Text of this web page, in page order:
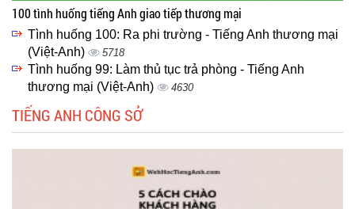
100 tình huống tiếng Anh giao tiếp thương mại
Tình huống 100: Ra phi trường - Tiếng Anh thương mại
(Việt-Anh)
5718
Tình huống 99: Làm thủ tục trả phòng - Tiếng Anh
thương mại (Việt-Anh)
4630
TIẾNG ANH CÔNG SỞ